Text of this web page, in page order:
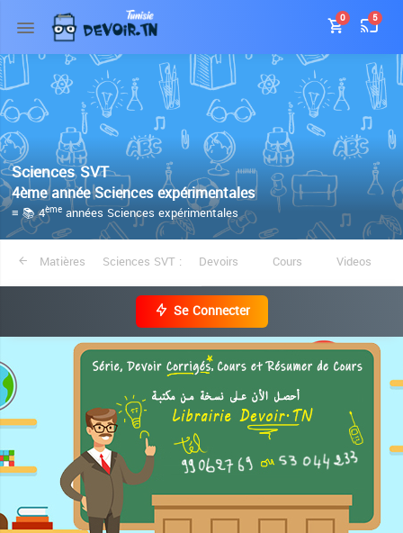
0 5
Sciences SVT
4ème année Sciences expérimentales
≡ 📚 4ème années Sciences expérimentales
Matières Sciences SVT : Devoirs Cours Videos
Se Connecter